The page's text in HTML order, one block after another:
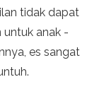
tidak dapat
anak -
es sangat